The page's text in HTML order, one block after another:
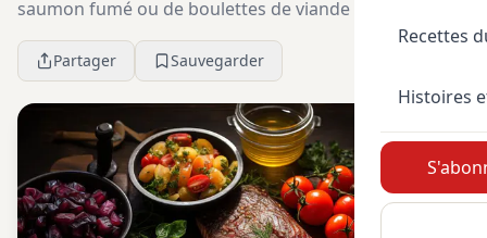
Recettes
Histoires
saumon fumé ou de boulettes de viande suédoises.
Mais est-ce vraiment tout ce que ces c...
Partager Sauvegarder